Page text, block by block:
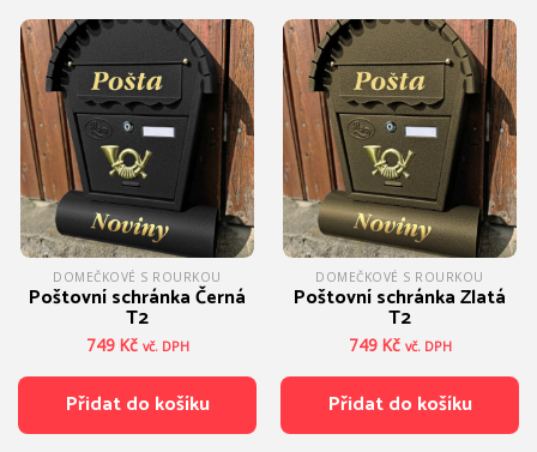
DOMEČKOVÉ S ROURKOU
Poštovní schránka Černá
T2
749 Kč vč. DPH
Přidat do košíku
DOMEČKOVÉ S ROURKOU
Poštovní schránka Zlatá
T2
749 Kč vč. DPH
Přidat do košíku